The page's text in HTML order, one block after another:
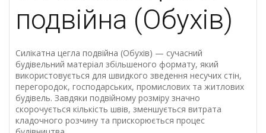
подвійна (Обухів)
Силікатна цегла подвійна (Обухів) — сучасний
будівельний матеріал збільшеного формату, який
використовується для швидкого зведення несучих стін,
перегородок, господарських, промислових та житлових
будівель. Завдяки подвійному розміру значно
скорочується кількість швів, зменшується витрата
кладочного розчину та прискорюється процес